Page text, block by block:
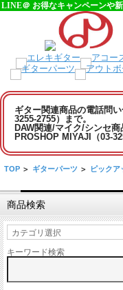
LINE＠ お得なキャンペーンや
ギター関連商品の電話問
3255-2755）まで。
DAW関連/マイク/シンセ
PROSHOP MIYAJI（03-
TOP > ギターパーツ > ピックア
商品検索
キーワード検索